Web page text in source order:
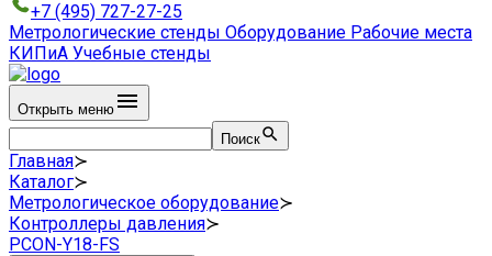
+7 (495) 727-27-25
Метрологические стенды Оборудование Рабочие места
КИПиА Учебные стенды
Открыть меню
Поиск
Главная≻
Каталог≻
Метрологическое оборудование≻
Контроллеры давления≻
PCON-Y18-FS